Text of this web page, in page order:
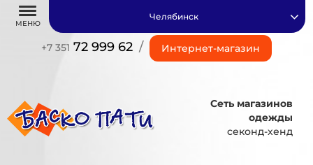
МЕНЮ
+7 351 72 999 62 / Интернет-магазин
Челябинск
Сеть магазинов
одежды
секонд-хенд